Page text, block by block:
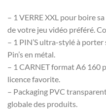
– 1 VERRE XXL pour boire
de votre jeu vidéo préféré.
– 1 PIN’S ultra-stylé à
Pin’s en métal.
– 1 CARNET format A6 160
licence favorite.
– Packaging PVC
globale des produits.